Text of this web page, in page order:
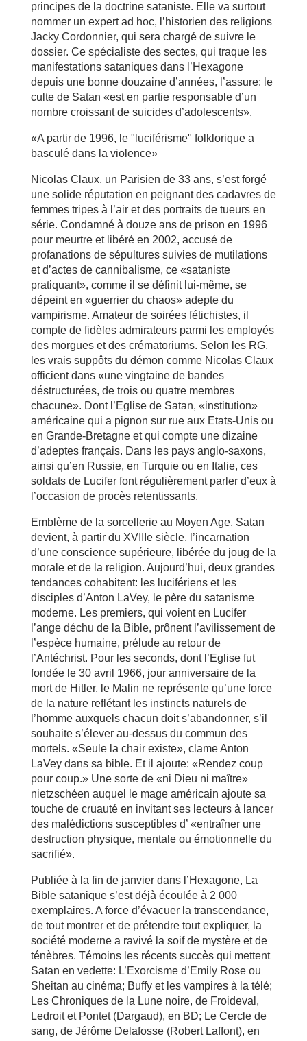
principes de la doctrine sataniste. Elle va surtout
nommer un expert ad hoc, l’historien des religions
Jacky Cordonnier, qui sera chargé de suivre le
dossier. Ce spécialiste des sectes, qui traque les
manifestations sataniques dans l’Hexagone
depuis une bonne douzaine d’années, l’assure: le
culte de Satan «est en partie responsable d’un
nombre croissant de suicides d’adolescents».
«A partir de 1996, le "luciférisme" folklorique a
basculé dans la violence»
Nicolas Claux, un Parisien de 33 ans, s’est forgé
une solide réputation en peignant des cadavres de
femmes tripes à l’air et des portraits de tueurs en
série. Condamné à douze ans de prison en 1996
pour meurtre et libéré en 2002, accusé de
profanations de sépultures suivies de mutilations
et d’actes de cannibalisme, ce «sataniste
pratiquant», comme il se définit lui-même, se
dépeint en «guerrier du chaos» adepte du
vampirisme. Amateur de soirées fétichistes, il
compte de fidèles admirateurs parmi les employés
des morgues et des crématoriums. Selon les RG,
les vrais suppôts du démon comme Nicolas Claux
officient dans «une vingtaine de bandes
déstructurées, de trois ou quatre membres
chacune». Dont l’Eglise de Satan, «institution»
américaine qui a pignon sur rue aux Etats-Unis ou
en Grande-Bretagne et qui compte une dizaine
d’adeptes français. Dans les pays anglo-saxons,
ainsi qu’en Russie, en Turquie ou en Italie, ces
soldats de Lucifer font régulièrement parler d’eux à
l’occasion de procès retentissants.
Emblème de la sorcellerie au Moyen Age, Satan
devient, à partir du XVIIIe siècle, l’incarnation
d’une conscience supérieure, libérée du joug de la
morale et de la religion. Aujourd’hui, deux grandes
tendances cohabitent: les lucifériens et les
disciples d’Anton LaVey, le père du satanisme
moderne. Les premiers, qui voient en Lucifer
l’ange déchu de la Bible, prônent l’avilissement de
l’espèce humaine, prélude au retour de
l’Antéchrist. Pour les seconds, dont l’Eglise fut
fondée le 30 avril 1966, jour anniversaire de la
mort de Hitler, le Malin ne représente qu’une force
de la nature reflétant les instincts naturels de
l’homme auxquels chacun doit s’abandonner, s’il
souhaite s’élever au-dessus du commun des
mortels. «Seule la chair existe», clame Anton
LaVey dans sa bible. Et il ajoute: «Rendez coup
pour coup.» Une sorte de «ni Dieu ni maître»
nietzschéen auquel le mage américain ajoute sa
touche de cruauté en invitant ses lecteurs à lancer
des malédictions susceptibles d’ «entraîner une
destruction physique, mentale ou émotionnelle du
sacrifié».
Publiée à la fin de janvier dans l’Hexagone, La
Bible satanique s’est déjà écoulée à 2 000
exemplaires. A force d’évacuer la transcendance,
de tout montrer et de prétendre tout expliquer, la
société moderne a ravivé la soif de mystère et de
ténèbres. Témoins les récents succès qui mettent
Satan en vedette: L’Exorcisme d’Emily Rose ou
Sheitan au cinéma; Buffy et les vampires à la télé;
Les Chroniques de la Lune noire, de Froideval,
Ledroit et Pontet (Dargaud), en BD; Le Cercle de
sang, de Jérôme Delafosse (Robert Laffont), en